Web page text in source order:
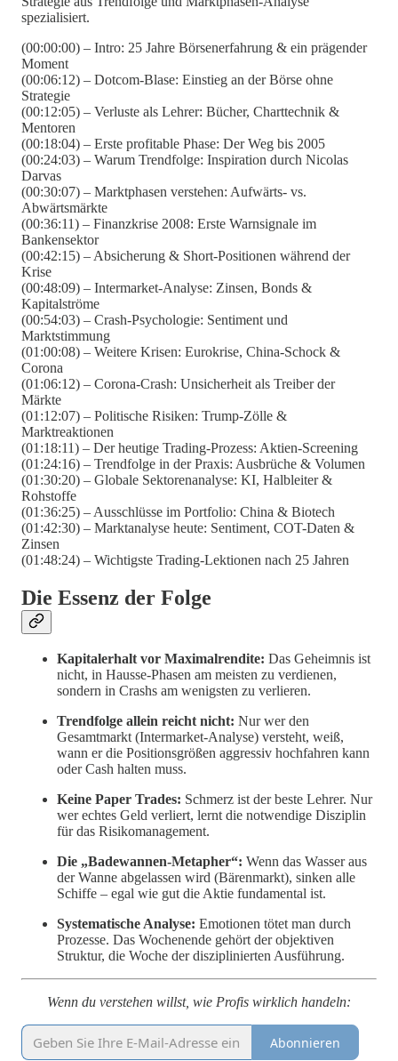
spezialisiert.
(00:00:00) – Intro: 25 Jahre Börsenerfahrung & ein prägender
Moment
(00:06:12) – Dotcom-Blase: Einstieg an der Börse ohne
Strategie
(00:12:05) – Verluste als Lehrer: Bücher, Charttechnik &
Mentoren
(00:18:04) – Erste profitable Phase: Der Weg bis 2005
(00:24:03) – Warum Trendfolge: Inspiration durch Nicolas
Darvas
(00:30:07) – Marktphasen verstehen: Aufwärts- vs.
Abwärtsmärkte
(00:36:11) – Finanzkrise 2008: Erste Warnsignale im
Bankensektor
(00:42:15) – Absicherung & Short-Positionen während der
Krise
(00:48:09) – Intermarket-Analyse: Zinsen, Bonds &
Kapitalströme
(00:54:03) – Crash-Psychologie: Sentiment und
Marktstimmung
(01:00:08) – Weitere Krisen: Eurokrise, China-Schock &
Corona
(01:06:12) – Corona-Crash: Unsicherheit als Treiber der
Märkte
(01:12:07) – Politische Risiken: Trump-Zölle &
Marktreaktionen
(01:18:11) – Der heutige Trading-Prozess: Aktien-Screening
(01:24:16) – Trendfolge in der Praxis: Ausbrüche & Volumen
(01:30:20) – Globale Sektorenanalyse: KI, Halbleiter &
Rohstoffe
(01:36:25) – Ausschlüsse im Portfolio: China & Biotech
(01:42:30) – Marktanalyse heute: Sentiment, COT-Daten &
Zinsen
(01:48:24) – Wichtigste Trading-Lektionen nach 25 Jahren
Die Essenz der Folge
Kapitalerhalt vor Maximalrendite: Das Geheimnis ist
nicht, in Hausse-Phasen am meisten zu verdienen,
sondern in Crashs am wenigsten zu verlieren.
Trendfolge allein reicht nicht: Nur wer den
Gesamtmarkt (Intermarket-Analyse) versteht, weiß,
wann er die Positionsgrößen aggressiv hochfahren kann
oder Cash halten muss.
Keine Paper Trades: Schmerz ist der beste Lehrer. Nur
wer echtes Geld verliert, lernt die notwendige Disziplin
für das Risikomanagement.
Die „Badewannen-Metapher“: Wenn das Wasser aus
der Wanne abgelassen wird (Bärenmarkt), sinken alle
Schiffe – egal wie gut die Aktie fundamental ist.
Systematische Analyse: Emotionen tötet man durch
Prozesse. Das Wochenende gehört der objektiven
Struktur, die Woche der disziplinierten Ausführung.
Wenn du verstehen willst, wie Profis wirklich handeln:
Abonnieren